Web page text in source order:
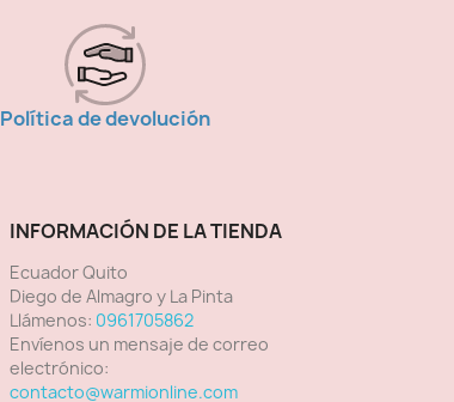
Política de devolución
INFORMACIÓN DE LA TIENDA
Ecuador Quito
Diego de Almagro y La Pinta
Llámenos: 0961705862
Envíenos un mensaje de correo
electrónico:
contacto@warmionline.com